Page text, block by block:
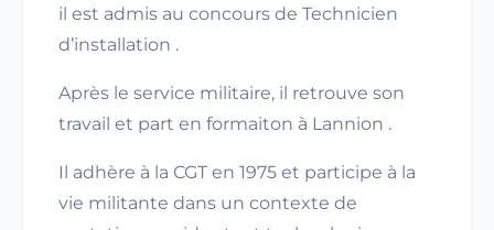
il est admis au concours de Technicien
d’installation .
Après le service militaire, il retrouve son
travail et part en formaiton à Lannion .
Il adhère à la CGT en 1975 et participe à la
vie militante dans un contexte de